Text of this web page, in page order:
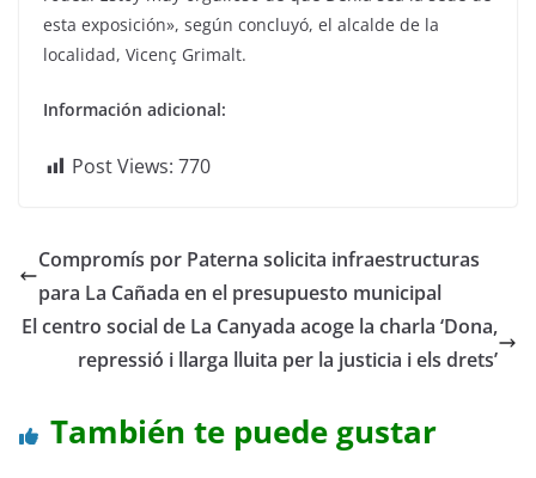
esta exposición», según concluyó, el alcalde de la
localidad, Vicenç Grimalt.
Información adicional:
Post Views: 770
Compromís por Paterna solicita infraestructuras
para La Cañada en el presupuesto municipal
El centro social de La Canyada acoge la charla ‘Dona,
repressió i llarga lluita per la justicia i els drets’
También te puede gustar